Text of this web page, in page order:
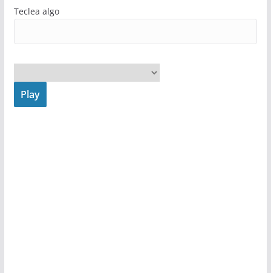
Teclea algo
Play